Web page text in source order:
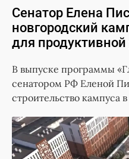
Сенатор Елена
новгородский
для
В выпуске программы
сенатором РФ Еленой
строительство кампуса